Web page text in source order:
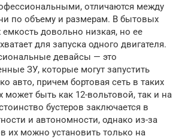
отличаются между
по объему и размерам. В бытовых
емкость довольно низкая, но ее
для запуска одного двигателя.
девайсы — это
ЗУ, которые могут запустить
авто, причем бортовая сеть в таких
может быть как 12-вольтовой, так и на
бустеров заключается в
и автономности, однако из-за
их можно установить только на